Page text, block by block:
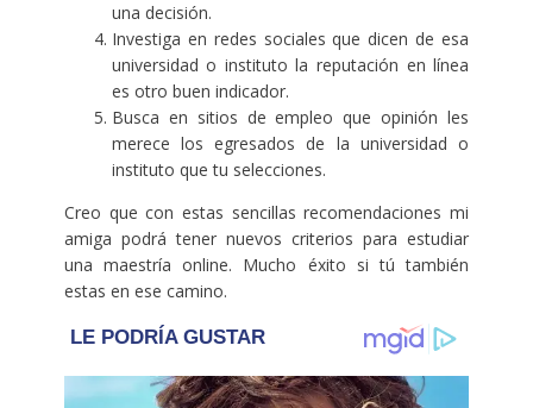
una decisión.
Investiga en redes sociales que dicen de esa
universidad o instituto la reputación en línea
es otro buen indicador.
Busca en sitios de empleo que opinión les
merece los egresados de la universidad o
instituto que tu selecciones.
Creo que con estas sencillas recomendaciones mi
amiga podrá tener nuevos criterios para estudiar
una maestría online. Mucho éxito si tú también
estas en ese camino.